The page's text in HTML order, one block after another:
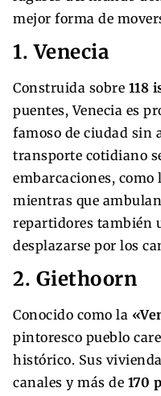
mejor forma de
1. Venecia
Construida sobre 118
puentes, Venecia es
famoso de ciudad sin
transporte cotidiano
embarcaciones,
mientras que
repartidores también
desplazarse por los
2. Giethoorn
Conocido como la
pintoresco pueblo
histórico. Sus
canales y más de 170